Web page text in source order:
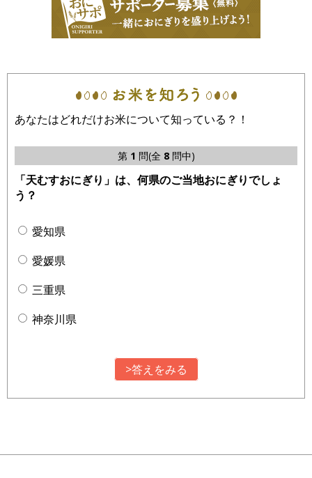
あなたはどれだけお米について知っている？！
第 1 問(全 8問中)
「天むすおにぎり」は、何県のご当地おにぎりでしょ
う？
愛知県
愛媛県
三重県
神奈川県
>答えをみる